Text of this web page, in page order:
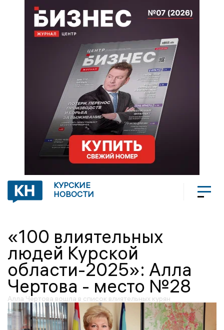
КУРСКИЕ
НОВОСТИ
«100 влиятельных
людей Курской
области-2025»: Алла
Чертова - место №28
Алла Чертова вошла в список влиятельных курян